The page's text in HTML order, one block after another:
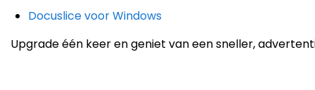
Docuslice voor Windows
Upgrade één keer en geniet van een sneller,